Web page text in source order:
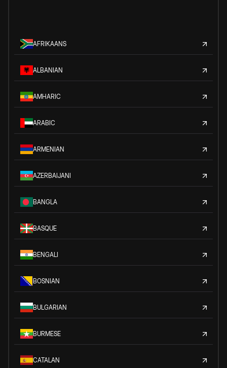
AFRIKAANS
ALBANIAN
AMHARIC
ARABIC
ARMENIAN
AZERBAIJANI
BANGLA
BASQUE
BENGALI
BOSNIAN
BULGARIAN
BURMESE
CATALAN